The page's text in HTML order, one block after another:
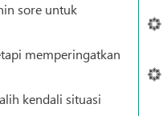
sore untuk
memperingatkan
kendali situasi